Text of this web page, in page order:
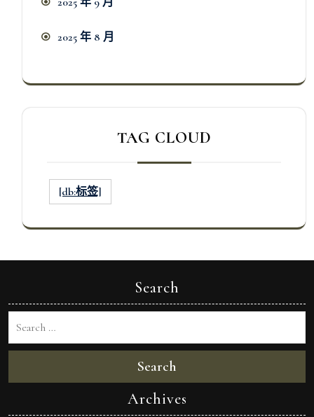
2025 年 8 月
TAG CLOUD
[db:标签]
Search
Search
Archives